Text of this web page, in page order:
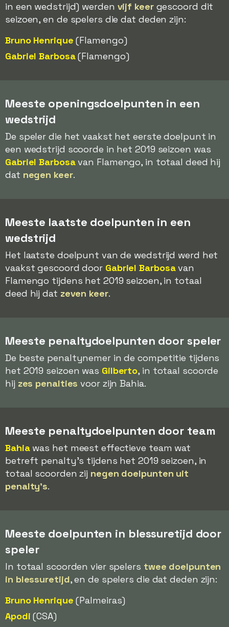
in een wedstrijd) werden vijf keergescoord dit
seizoen, en de spelers die dat deden zijn:
Bruno Henrique (Flamengo)
Gabriel Barbosa(Flamengo)
Meeste openingsdoelpunten in een
wedstrijd
De speler die het vaakst het eerste doelpunt in
een wedstrijd scoorde in het 2019 seizoen was
Gabriel Barbosavan Flamengo, in totaal deed hij
dat negen keer.
Meeste laatste doelpunten in een
wedstrijd
Het laatste doelpunt van de wedstrijd werd het
vaakst gescoord door Gabriel Barbosavan
Flamengo tijdens het 2019 seizoen, in totaal
deed hij dat zeven keer.
Meeste penaltydoelpunten door speler
De beste penaltynemer in de competitie tijdens
het 2019 seizoen was Gilberto, in totaal scoorde
hij zes penalties voor zijn Bahia.
Meeste penaltydoelpunten door team
Bahiawas het meest effectieve team wat
betreft penalty's tijdens het 2019 seizoen, in
totaal scoorden zij negen doelpunten uit
penalty's.
Meeste doelpunten in blessuretijd door
speler
In totaal scoorden vier spelers twee doelpunten
in blessuretijd, en de spelers die dat deden zijn:
Bruno Henrique (Palmeiras)
Apodi (CSA)